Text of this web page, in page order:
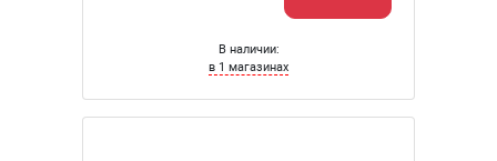
В наличии:
в 1 магазинах